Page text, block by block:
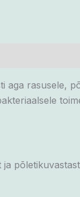
aga rasusele,